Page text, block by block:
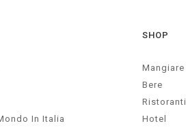
In Italia
SHOP
Mangiare
Bere
Ristoranti
Hotel